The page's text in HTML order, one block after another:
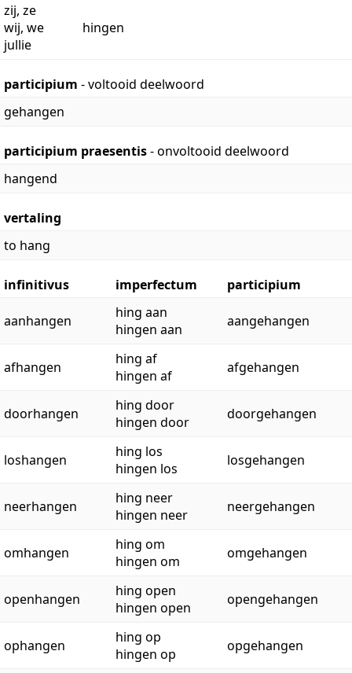
zij, ze
wij, we
jullie
hingen
participium - voltooid deelwoord
gehangen
participium praesentis- onvoltooid deelwoord
hangend
vertaling
to hang
infinitivus imperfectum participium
aanhangen
hing aan
hingen aan
aangehangen
afhangen
hing af
hingen af
afgehangen
doorhangen
hing door
hingen door
doorgehangen
loshangen
hing los
hingen los
losgehangen
neerhangen
hing neer
hingen neer
neergehangen
omhangen
hing om
hingen om
omgehangen
openhangen
hing open
hingen open
opengehangen
ophangen
hing op
hingen op
opgehangen